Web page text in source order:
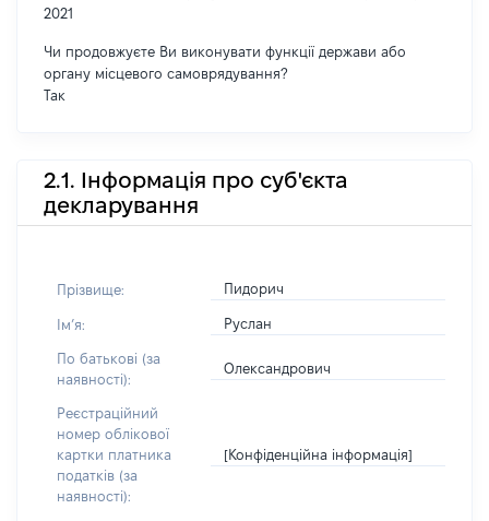
2021
Чи продовжуєте Ви виконувати функції держави або
органу місцевого самоврядування?
Так
2.1. Інформація про суб'єкта
декларування
Прізвище: Пидорич
Імʼя: Руслан
По батькові (за
наявності):
Олександрович
Реєстраційний
номер облікової
картки платника
податків (за
наявності):
[Конфіденційна інформація]